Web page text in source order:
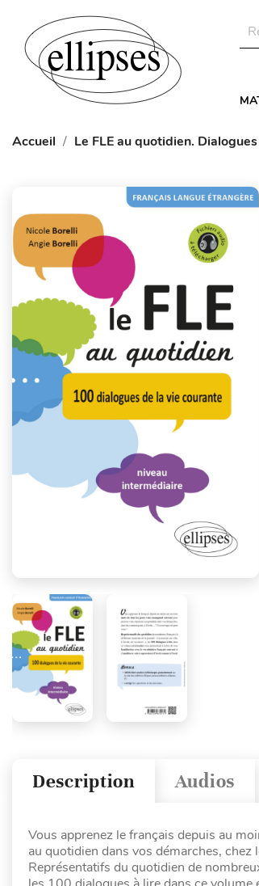
Accueil Le FLE au quotidien.
Audios
Description
Vous apprenez le français depuis au
au quotidien dans vos démarches, chez
Représentatifs du quotidien de